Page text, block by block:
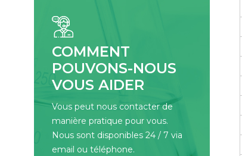
COMMENT
POUVONS-NOUS
VOUS AIDER
Vous peut nous contacter de
manière pratique pour vous.
Nous sont disponibles 24 / 7 via
email ou téléphone.